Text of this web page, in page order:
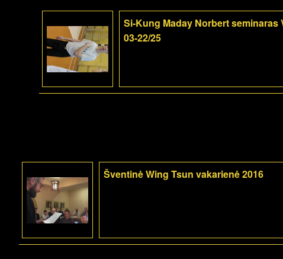
Si-Kung Maday Norbert seminaras
03-22/25
Šventinė Wing Tsun vakarienė 2016